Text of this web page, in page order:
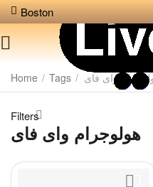
Boston
Home / Tags / واى فاى
Filters
هولوجرام واى فاى